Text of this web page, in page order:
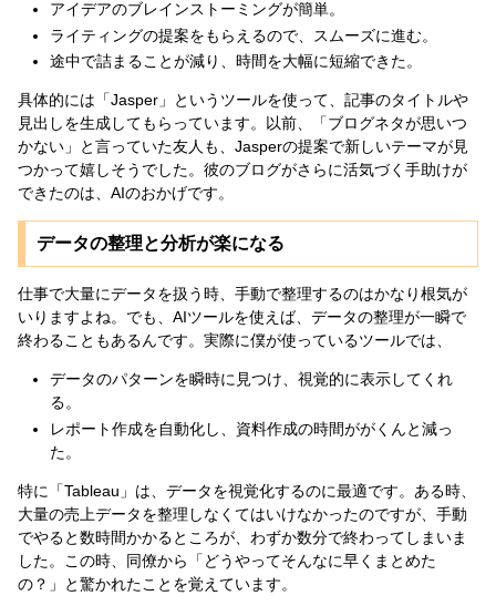
アイデアのブレインストーミングが簡単。
ライティングの提案をもらえるので、スムーズに進む。
途中で詰まることが減り、時間を大幅に短縮できた。
具体的には「Jasper」というツールを使って、記事のタイトルや
見出しを生成してもらっています。以前、「ブログネタが思いつ
かない」と言っていた友人も、Jasperの提案で新しいテーマが見
つかって嬉しそうでした。彼のブログがさらに活気づく手助けが
できたのは、AIのおかげです。
データの整理と分析が楽になる
仕事で大量にデータを扱う時、手動で整理するのはかなり根気が
いりますよね。でも、AIツールを使えば、データの整理が一瞬で
終わることもあるんです。実際に僕が使っているツールでは、
データのパターンを瞬時に見つけ、視覚的に表示してくれ
る。
レポート作成を自動化し、資料作成の時間ががくんと減っ
た。
特に「Tableau」は、データを視覚化するのに最適です。ある時、
大量の売上データを整理しなくてはいけなかったのですが、手動
でやると数時間かかるところが、わずか数分で終わってしまいま
した。この時、同僚から「どうやってそんなに早くまとめた
の？」と驚かれたことを覚えています。